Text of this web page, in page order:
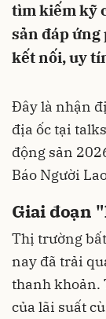
tìm kiếm kỹ
sản đáp
kết nối, uy
Đây là nhận
địa ốc tại
động sản
Báo Người
Giai đoạn
Thị trường
nay đã trải
thanh khoản.
của lãi suất